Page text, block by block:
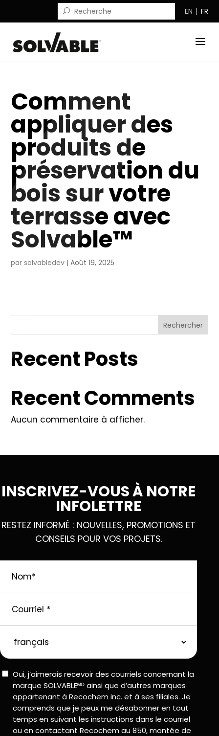
EN FR
Comment
appliquer des
produits de
préservation du
bois sur votre
terrasse avec
Solvable™
parsolvabledev |Août 19, 2025
Rechercher
Recent Posts
Recent Comments
Aucun commentaire à afficher.
INSCRIVEZ-VOUS À NOTRE
INFOLETTRE
RESTEZ INFORMÉ : NOUVELLES, PROMOTIONS ET
CONSEILS POUR VOS PROJETS.
préférée
Consent
Oui, j’aimerais recevoir des courriels concernant la
marque SOLVABLEᴹᴰ ainsi que d’autres marques
appartenant à Recochem inc. et à ses filiales. Je
comprends que je peux me désabonner en tout
temps en suivant les instructions dans le courriel
ou en contactant Recochem au 850, montée de